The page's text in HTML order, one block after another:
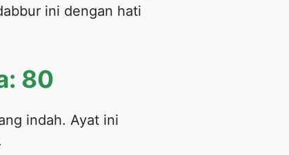
ini dengan hati
80
indah. Ayat ini